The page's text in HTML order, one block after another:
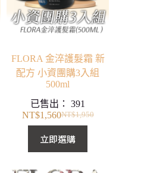
FLORA 金淬護髮霜 新
配方 小資團購3入組
500ml
已售出：391
NT$1,950
始
價
NT$1,560
前
價
立即選購